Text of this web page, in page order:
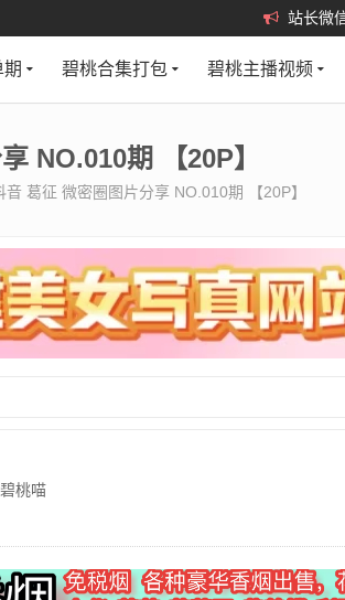
站长微
碧桃合集打包 碧桃主播视频
NO.010期 【20P】
音 葛征 微密圈图片分享 NO.010期 【20P】
碧桃喵